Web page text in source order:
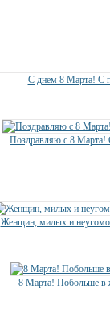
С днем 8 Марта! С
Поздравляю с 8 Марта!
Женщин, милых и
8 Марта! Побольше в